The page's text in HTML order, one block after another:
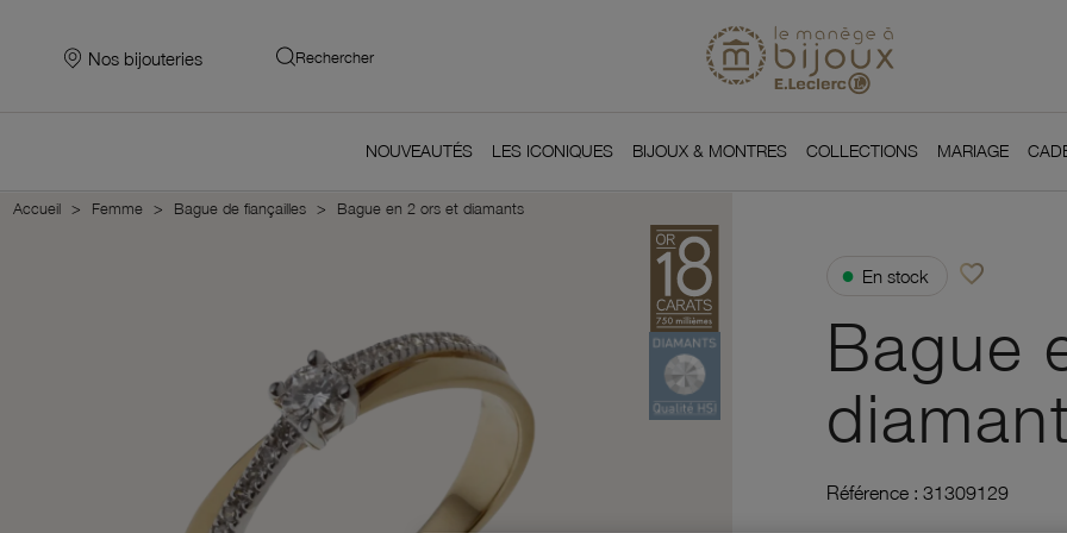
Nos bijouteries Rechercher
NOUVEAUTÉS LES ICONIQUES BIJOUX & MONTRES COLLECTIONS MARIAGE
Accueil Femme Bague de fiançailles Bague en 2 ors et diamants
● En stock favorite_borderAjouter à vos
Bague
Référence : 31309129